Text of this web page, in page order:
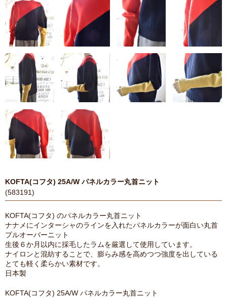
KOFTA(コフタ) 25A/W パネルカラー丸首ニット
(583191)
KOFTA(コフタ) のパネルカラー丸首ニット
ナナメにインターシャのラインを入れたパネルカラーが面白い丸首
プルオーバーニット
生後６か月以内に採毛したラムを厳選して使用しています。
ナイロンと混紡することで、膨らみ感を高めつつ強度を出している
とても軽く柔らかい素材です。
日本製
KOFTA(コフタ) 25A/W パネルカラー丸首ニット